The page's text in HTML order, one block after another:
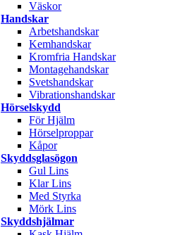
Väskor
Handskar
Arbetshandskar
Kemhandskar
Kromfria Handskar
Montagehandskar
Svetshandskar
Vibrationshandskar
Hörselskydd
För Hjälm
Hörselproppar
Kåpor
Skyddsglasögon
Gul Lins
Klar Lins
Med Styrka
Mörk Lins
Skyddshjälmar